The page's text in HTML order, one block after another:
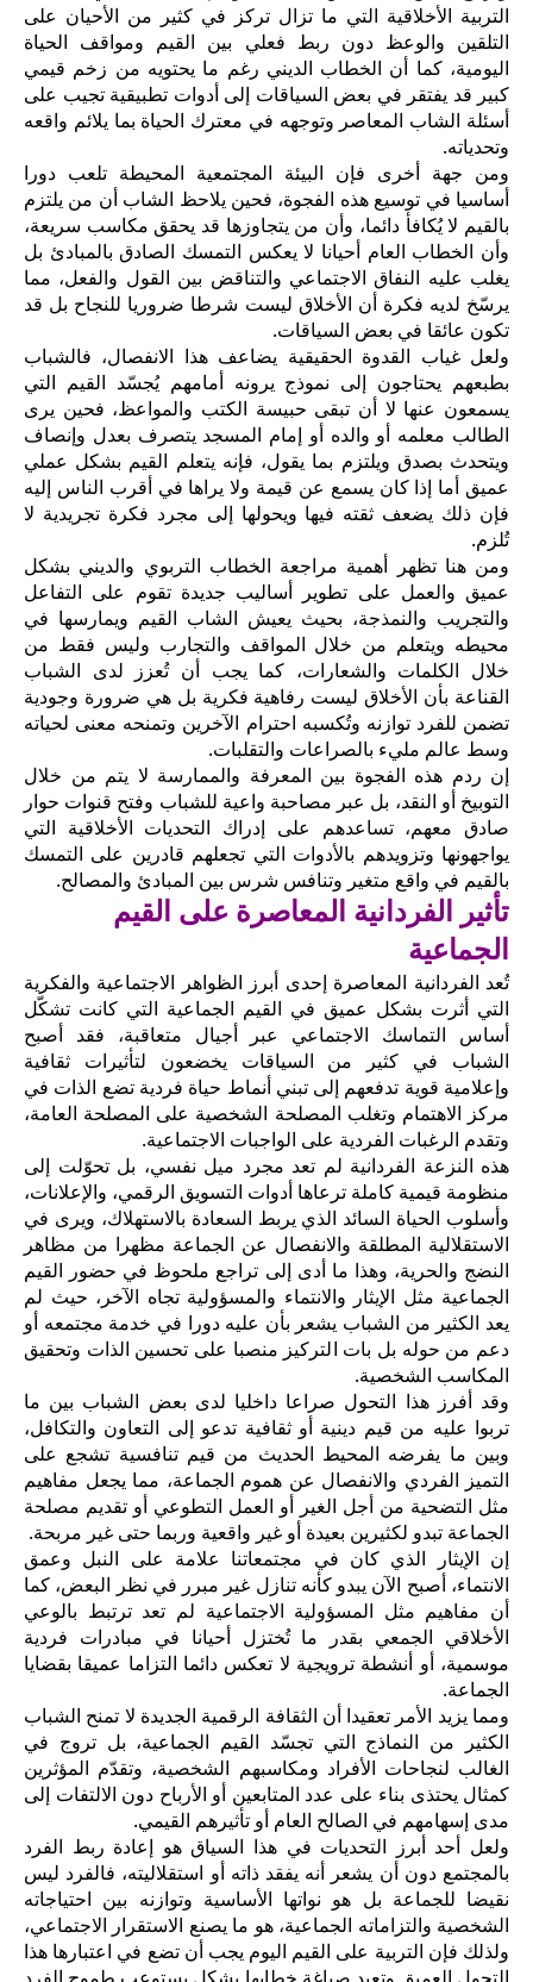
التربية الأخلاقية التي ما تزال تركز في كثير من الأحيان على
التلقين والوعظ دون ربط فعلي بين القيم ومواقف الحياة
اليومية، كما أن الخطاب الديني رغم ما يحتويه من زخم قيمي
كبير قد يفتقر في بعض السياقات إلى أدوات تطبيقية تجيب على
أسئلة الشاب المعاصر وتوجهه في معترك الحياة بما يلائم واقعه
وتحدياته.
ومن جهة أخرى فإن البيئة المجتمعية المحيطة تلعب دورا
أساسيا في توسيع هذه الفجوة، فحين يلاحظ الشاب أن من يلتزم
بالقيم لا يُكافأ دائما، وأن من يتجاوزها قد يحقق مكاسب سريعة،
وأن الخطاب العام أحيانا لا يعكس التمسك الصادق بالمبادئ بل
يغلب عليه النفاق الاجتماعي والتناقض بين القول والفعل، مما
يرسّخ لديه فكرة أن الأخلاق ليست شرطا ضروريا للنجاح بل قد
تكون عائقا في بعض السياقات.
ولعل غياب القدوة الحقيقية يضاعف هذا الانفصال، فالشباب
بطبعهم يحتاجون إلى نموذج يرونه أمامهم يُجسّد القيم التي
يسمعون عنها لا أن تبقى حبيسة الكتب والمواعظ، فحين يرى
الطالب معلمه أو والده أو إمام المسجد يتصرف بعدل وإنصاف
ويتحدث بصدق ويلتزم بما يقول، فإنه يتعلم القيم بشكل عملي
عميق أما إذا كان يسمع عن قيمة ولا يراها في أقرب الناس إليه
فإن ذلك يضعف ثقته فيها ويحولها إلى مجرد فكرة تجريدية لا
تُلزم.
ومن هنا تظهر أهمية مراجعة الخطاب التربوي والديني بشكل
عميق والعمل على تطوير أساليب جديدة تقوم على التفاعل
والتجريب والنمذجة، بحيث يعيش الشاب القيم ويمارسها في
محيطه ويتعلم من خلال المواقف والتجارب وليس فقط من
خلال الكلمات والشعارات، كما يجب أن تُعزز لدى الشباب
القناعة بأن الأخلاق ليست رفاهية فكرية بل هي ضرورة وجودية
تضمن للفرد توازنه وتُكسبه احترام الآخرين وتمنحه معنى لحياته
وسط عالم مليء بالصراعات والتقلبات.
إن ردم هذه الفجوة بين المعرفة والممارسة لا يتم من خلال
التوبيخ أو النقد، بل عبر مصاحبة واعية للشباب وفتح قنوات حوار
صادق معهم، تساعدهم على إدراك التحديات الأخلاقية التي
يواجهونها وتزويدهم بالأدوات التي تجعلهم قادرين على التمسك
بالقيم في واقع متغير وتنافس شرس بين المبادئ والمصالح.
تأثير الفردانية المعاصرة على القيم
الجماعية
تُعد الفردانية المعاصرة إحدى أبرز الظواهر الاجتماعية والفكرية
التي أثرت بشكل عميق في القيم الجماعية التي كانت تشكّل
أساس التماسك الاجتماعي عبر أجيال متعاقبة، فقد أصبح
الشباب في كثير من السياقات يخضعون لتأثيرات ثقافية
وإعلامية قوية تدفعهم إلى تبني أنماط حياة فردية تضع الذات في
مركز الاهتمام وتغلب المصلحة الشخصية على المصلحة العامة،
وتقدم الرغبات الفردية على الواجبات الاجتماعية.
هذه النزعة الفردانية لم تعد مجرد ميل نفسي، بل تحوّلت إلى
منظومة قيمية كاملة ترعاها أدوات التسويق الرقمي، والإعلانات،
وأسلوب الحياة السائد الذي يربط السعادة بالاستهلاك، ويرى في
الاستقلالية المطلقة والانفصال عن الجماعة مظهرا من مظاهر
النضج والحرية، وهذا ما أدى إلى تراجع ملحوظ في حضور القيم
الجماعية مثل الإيثار والانتماء والمسؤولية تجاه الآخر، حيث لم
يعد الكثير من الشباب يشعر بأن عليه دورا في خدمة مجتمعه أو
دعم من حوله بل بات التركيز منصبا على تحسين الذات وتحقيق
المكاسب الشخصية.
وقد أفرز هذا التحول صراعا داخليا لدى بعض الشباب بين ما
تربوا عليه من قيم دينية أو ثقافية تدعو إلى التعاون والتكافل،
وبين ما يفرضه المحيط الحديث من قيم تنافسية تشجع على
التميز الفردي والانفصال عن هموم الجماعة، مما يجعل مفاهيم
مثل التضحية من أجل الغير أو العمل التطوعي أو تقديم مصلحة
الجماعة تبدو لكثيرين بعيدة أو غير واقعية وربما حتى غير مربحة.
إن الإيثار الذي كان في مجتمعاتنا علامة على النبل وعمق
الانتماء، أصبح الآن يبدو كأنه تنازل غير مبرر في نظر البعض، كما
أن مفاهيم مثل المسؤولية الاجتماعية لم تعد ترتبط بالوعي
الأخلاقي الجمعي بقدر ما تُختزل أحيانا في مبادرات فردية
موسمية، أو أنشطة ترويجية لا تعكس دائما التزاما عميقا بقضايا
الجماعة.
ومما يزيد الأمر تعقيدا أن الثقافة الرقمية الجديدة لا تمنح الشباب
الكثير من النماذج التي تجسّد القيم الجماعية، بل تروج في
الغالب لنجاحات الأفراد ومكاسبهم الشخصية، وتقدّم المؤثرين
كمثال يحتذى بناء على عدد المتابعين أو الأرباح دون الالتفات إلى
مدى إسهامهم في الصالح العام أو تأثيرهم القيمي.
ولعل أحد أبرز التحديات في هذا السياق هو إعادة ربط الفرد
بالمجتمع دون أن يشعر أنه يفقد ذاته أو استقلاليته، فالفرد ليس
نقيضا للجماعة بل هو نواتها الأساسية وتوازنه بين احتياجاته
الشخصية والتزاماته الجماعية، هو ما يصنع الاستقرار الاجتماعي،
ولذلك فإن التربية على القيم اليوم يجب أن تضع في اعتبارها هذا